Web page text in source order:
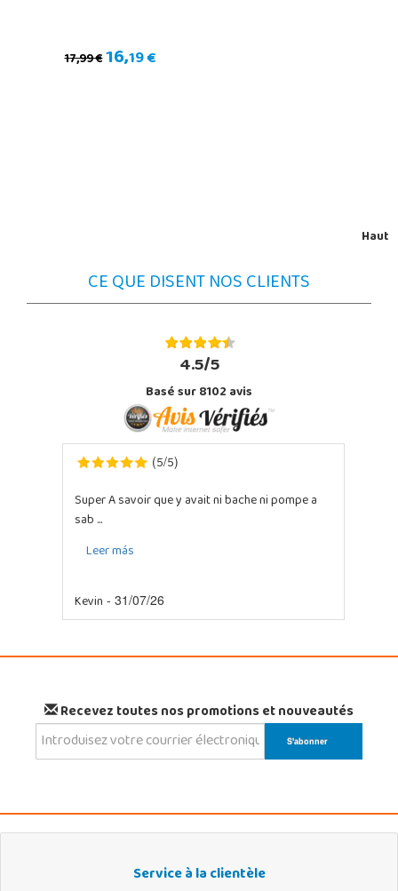
17,99 €16,19 €
Haut
CE QUE DISENT NOS CLIENTS
4.5/5
Basé sur 8102 avis
(5/5)
Super A savoir que y avait ni bache ni pompe a
sab ...
Leer más
Kevin - 31/07/26
Recevez toutes nos promotions et nouveautés
Service à la clientèle